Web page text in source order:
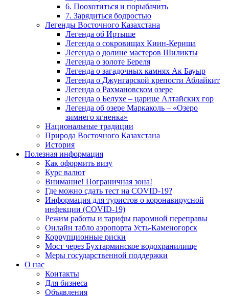
6. Поохотиться и порыбачить
7. Зарядиться бодростью
Легенды Восточного Казахстана
Легенда об Иртыше
Легенда о сокровищах Киин-Кериша
Легенда о долине мастеров Шиликты
Легенда о золоте Береля
Легенда о загадочных камнях Ак Бауыр
Легенда о Джунгарской крепости Аблайкит
Легенда о Рахмановском озере
Легенда о Белухе – царице Алтайских гор
Легенда об озере Маркаколь – «Озеро
зимнего ягненка»
Национальные традиции
Природа Восточного Казахстана
История
Полезная информация
Как оформить визу
Курс валют
Внимание! Пограничная зона!
Где можно сдать тест на COVID-19?
Информация для туристов о коронавирусной
инфекции (COVID-19)
Режим работы и тарифы паромной переправы
Онлайн табло аэропорта Усть-Каменогорск
Коррупционные риски
Мост через Бухтарминское водохранилище
Меры государственной поддержки
О нас
Контакты
Для бизнеса
Объявления